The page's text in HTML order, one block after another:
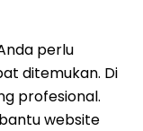
perlu
ditemukan. Di
profesional.
website